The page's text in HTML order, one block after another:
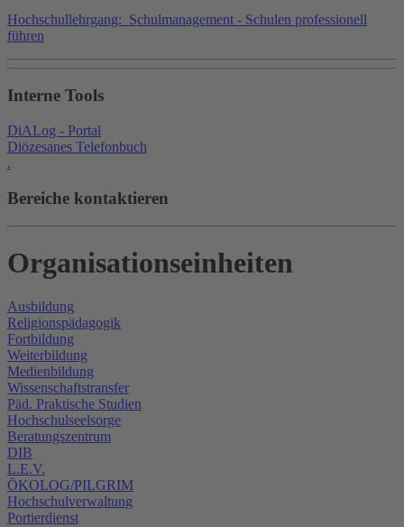
Hochschullehrgang: Schulmanagement - Schulen professionell
führen
Interne Tools
DiALog - Portal
Diözesanes Telefonbuch
.
Bereiche kontaktieren
Organisationseinheiten
Ausbildung
Religionspädagogik
Fortbildung
Weiterbildung
Medienbildung
Wissenschaftstransfer
Päd. Praktische Studien
Hochschulseelsorge
Beratungszentrum
DIB
L.E.V.
ÖKOLOG/PILGRIM
Hochschulverwaltung
Portierdienst